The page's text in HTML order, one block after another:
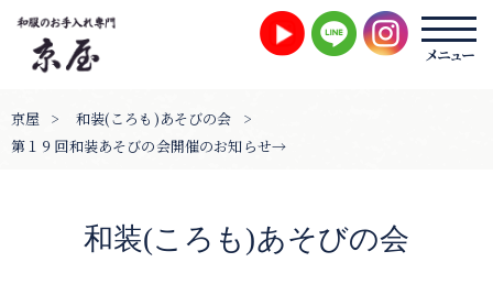
京屋 > 和装(ころも)あそびの会
>
第１９回和装あそびの会開催のお知らせ→
和装(ころも)あそびの会